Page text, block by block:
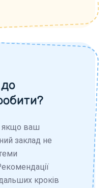
якщо ваш
заклад не
кроків